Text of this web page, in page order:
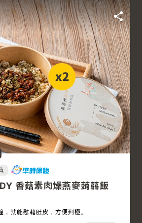
香菇素肉燥燕麥蒟蒻飯
就能慰藉肚皮，方便到極。